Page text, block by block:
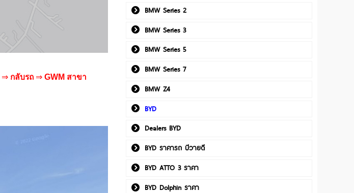
⇒ กลับรถ ⇒ GWM สาขา
BMW Series 2
BMW Series 3
BMW Series 5
BMW Series 7
BMW Z4
BYD
Dealers BYD
BYD ราคารถ บีวายดี
BYD ATTO 3 ราคา
BYD Dolphin ราคา